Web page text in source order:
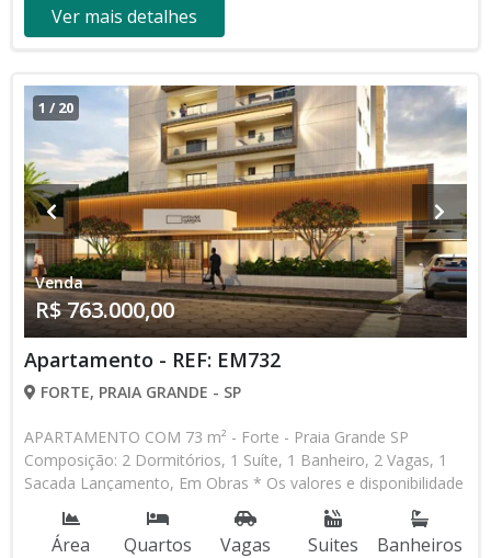
Ver mais detalhes
1 / 20
Venda
R$ 763.000,00
Apartamento - REF: EM732
FORTE, PRAIA GRANDE - SP
APARTAMENTO COM 73 m² - Forte - Praia Grande SP
Composição: 2 Dormitórios, 1 Suíte, 1 Banheiro, 2 Vagas, 1
Sacada Lançamento, Em Obras * Os valores e disponibilidade
podem ser alterados sem prévio aviso. Favor verificar
entrando em contato com nossa equipe
Área
Quartos
Vagas
Suites
Banheiros